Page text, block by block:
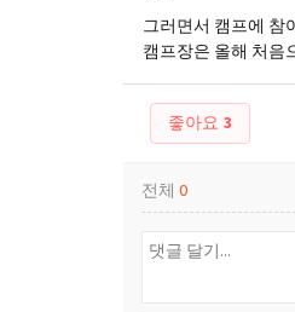
그러면서 캠프에 참
캠프장은 올해 처음
좋아요 3
전체 0